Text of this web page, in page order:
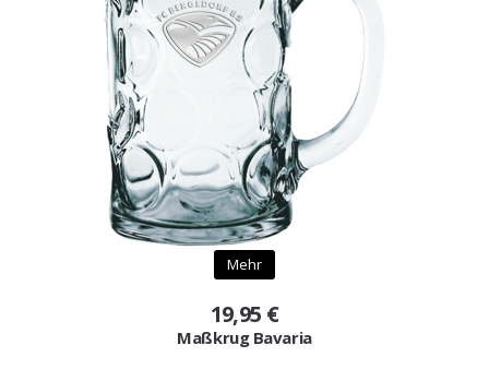
Mehr
19,95 €
Maßkrug Bavaria